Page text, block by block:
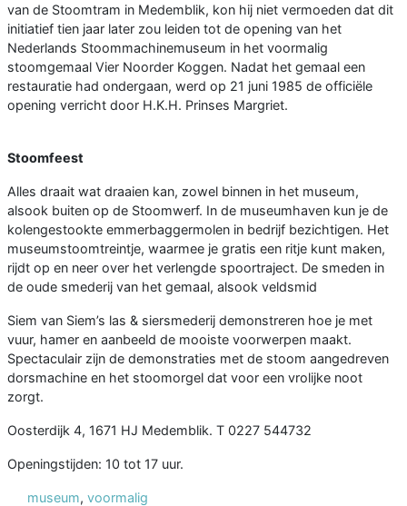
van de Stoomtram in Medemblik, kon hij niet vermoeden dat dit
initiatief tien jaar later zou leiden tot de opening van het
Nederlands Stoommachinemuseum in het voormalig
stoomgemaal Vier Noorder Koggen. Nadat het gemaal een
restauratie had ondergaan, werd op 21 juni 1985 de officiële
opening verricht door H.K.H. Prinses Margriet.
Stoomfeest
Alles draait wat draaien kan, zowel binnen in het museum,
alsook buiten op de Stoomwerf. In de museumhaven kun je de
kolengestookte emmerbaggermolen in bedrijf bezichtigen. Het
museumstoomtreintje, waarmee je gratis een ritje kunt maken,
rijdt op en neer over het verlengde spoortraject. De smeden in
de oude smederij van het gemaal, alsook veldsmid
Siem van Siem’s las & siersmederij demonstreren hoe je met
vuur, hamer en aanbeeld de mooiste voorwerpen maakt.
Spectaculair zijn de demonstraties met de stoom aangedreven
dorsmachine en het stoomorgel dat voor een vrolijke noot
zorgt.
Oosterdijk 4, 1671 HJ Medemblik. T 0227 544732
Openingstijden: 10 tot 17 uur.
museum, voormalig